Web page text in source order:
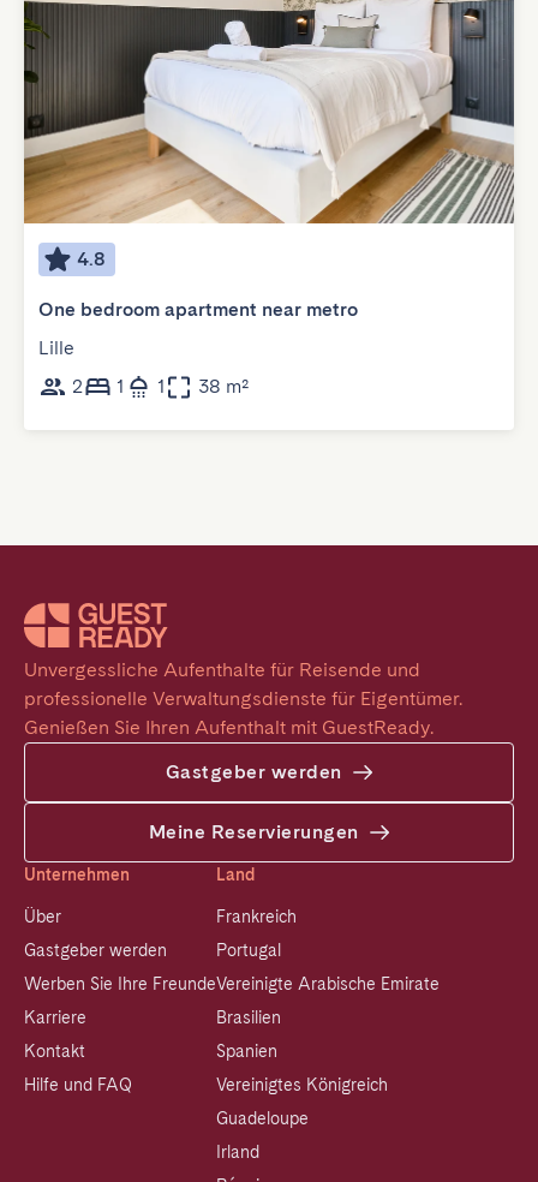
4.8
One bedroom apartment near metro
Lille
2
1 1 38 m²
Unvergessliche Aufenthalte für Reisende und
professionelle Verwaltungsdienste für Eigentümer.
Genießen Sie Ihren Aufenthalt mit GuestReady.
Gastgeber werden
Meine Reservierungen
Unternehmen
Über
Gastgeber werden
Werben Sie Ihre Freunde
Karriere
Kontakt
Hilfe und FAQ
Land
Frankreich
Portugal
Vereinigte Arabische Emirate
Brasilien
Spanien
Vereinigtes Königreich
Guadeloupe
Irland